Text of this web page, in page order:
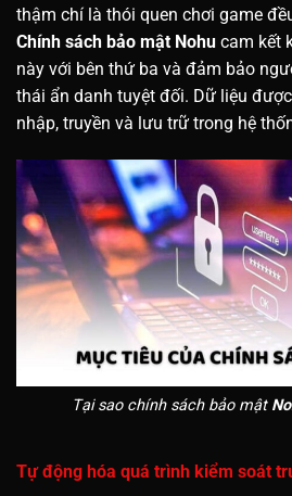
thậm chí là thói quen chơi game
Chính sách bảo mật Nohu cam kết
này với bên thứ ba và đảm bảo
thái ẩn danh tuyệt đối. Dữ liệu
nhập, truyền và lưu trữ trong hệ
Tại sao chính sách bảo mật
Tự động hóa quá trình kiểm soát